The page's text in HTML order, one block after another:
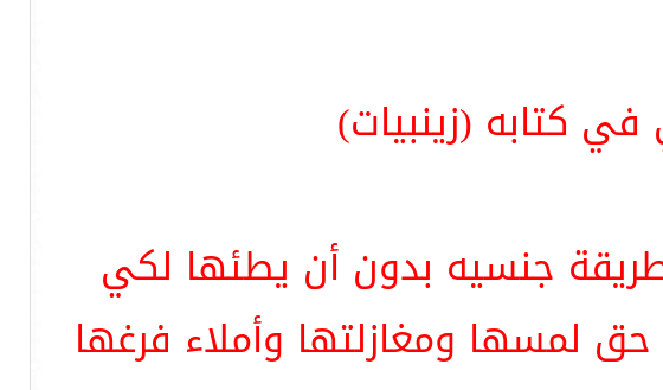
في كتابه (زينبيات)
جنسيه بدون أن يطئها لكي
حق لمسها ومغازلتها وأملاء فرغها